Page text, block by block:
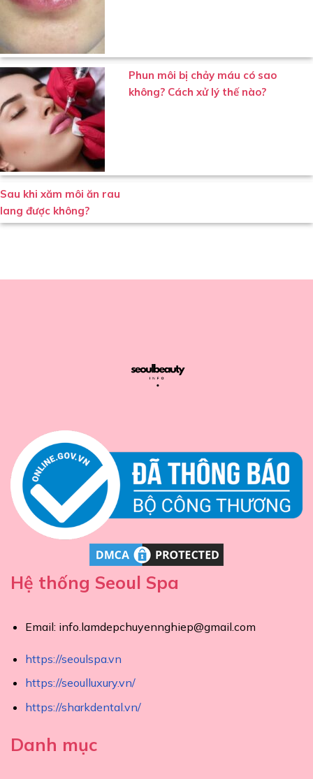
Phun môi bị chảy máu có sao
không? Cách xử lý thế nào?
Sau khi xăm môi ăn rau
lang được không?
Hệ thống Seoul Spa
Email: info.lamdepchuyennghiep@gmail.com
https://seoulspa.vn
https://seoulluxury.vn/
https://sharkdental.vn/
Danh mục